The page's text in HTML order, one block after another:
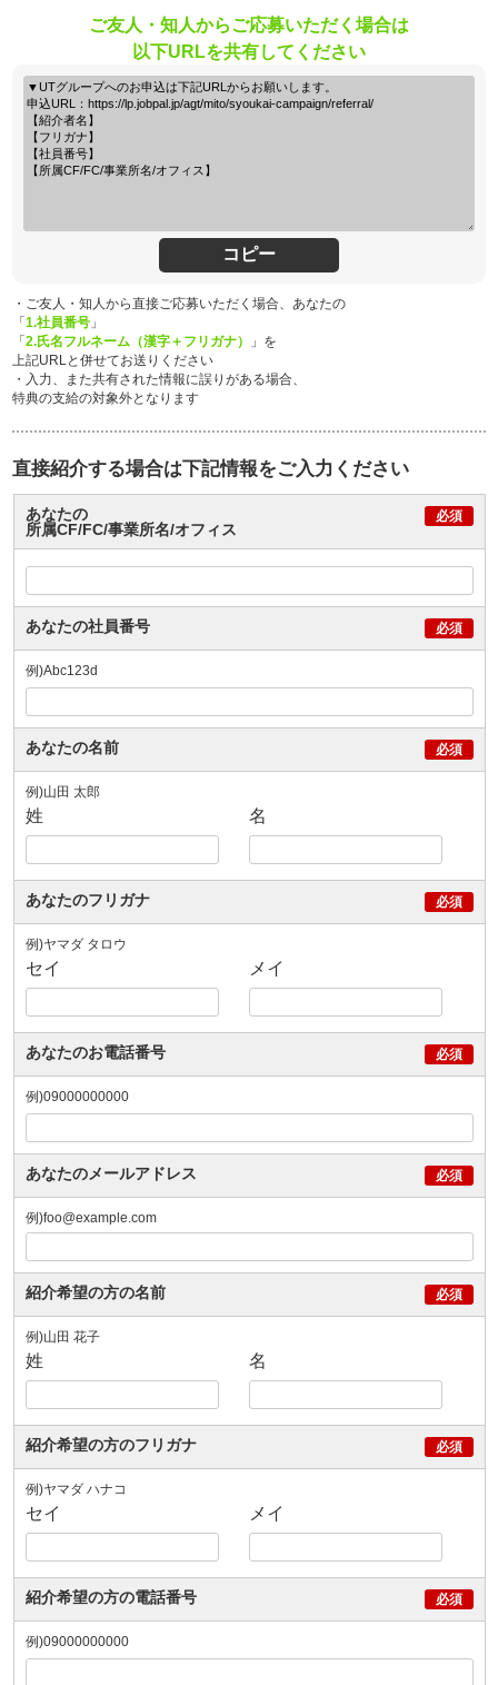
ご友人・知人からご応募いただく場合は
以下URLを共有してください
コピー
・ご友人・知人から直接ご応募いただく場合、あなたの
「1.社員番号 」
「2.氏名フルネーム（漢字＋フリガナ）
」を
上記URLと併せてお送りください
・入力、また共有された情報に誤りがある場合、
特典の支給の対象外となります
直接紹介する場合は下記情報をご入力ください
あなたの
所属CF/FC/事業所名/オフィス
あなたの社員番号
例)Abc123d
あなたの名前
例)山田 太郎
姓 名
あなたのフリガナ
例)ヤマダ タロウ
セイ メイ
あなたのお電話番号
例)09000000000
あなたのメールアドレス
例)foo@example.com
紹介希望の方の名前
例)山田 花子
姓 名
紹介希望の方のフリガナ
例)ヤマダ ハナコ
セイ メイ
紹介希望の方の電話番号
例)09000000000